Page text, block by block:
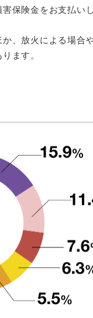
保険金をお支払い
、放火による場合や
ます。